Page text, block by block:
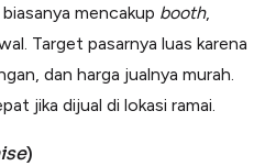
mencakup booth,
Target pasarnya luas karena
dan harga jualnya murah.
jika dijual di lokasi ramai.
)